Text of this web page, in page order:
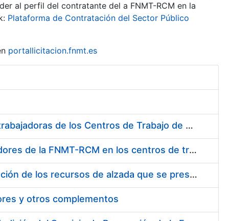
al perfil del contratante del a FNMT-RCM en la
Plataforma de Contratación del Sector Público
portallicitacion.fnmt.es
Suministro de Protectores Auditivos a medida para las personas trabajadoras de los Centros de Trabajo de Madrid y Burgos
Suministro de gafas graduadas antiproyecciones para los trabajadores de la FNMT-RCM en los centros de trabajo de Madrid y Burgos
Servicios de una empresa externa para el asesoramiento y resolución de los recursos de alzada que se presentan relacionados con procesos de selección para la FNMT-RCM
y otros complementos